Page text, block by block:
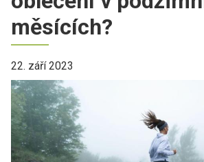
měsících?
22. září 2023